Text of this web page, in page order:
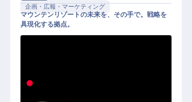
企画・広報・マーケティング
マウンテンリゾートの未来を、その手で。戦略を
具現化する拠点。